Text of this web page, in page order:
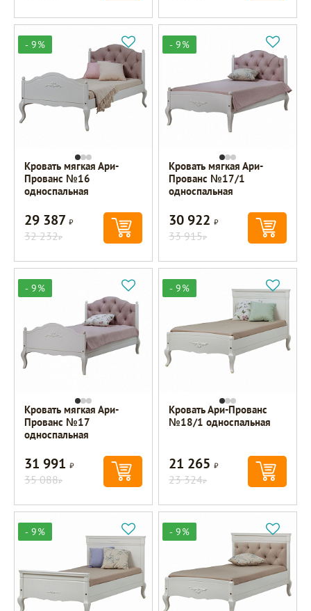
- 9%
Кровать мягкая Ари-
Прованс №16
односпальная
29 387Р
32 232Р
- 9%
Кровать мягкая Ари-
Прованс №17/1
односпальная
30 922Р
33 915Р
- 9%
Кровать мягкая Ари-
Прованс №17
односпальная
31 991Р
35 088Р
- 9%
Кровать Ари-Прованс
№18/1 односпальная
21 265Р
23 324Р
- 9% - 9%